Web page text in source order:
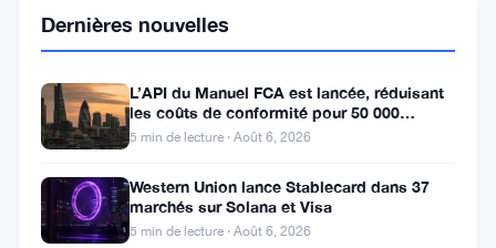
performance
Bitcoin
être
menacée
Dernières nouvelles
L’API du Manuel FCA est lancée, réduisant
les coûts de conformité pour 50 000
entreprises britanniques
5 min de lecture · Août 6, 2026
Western Union lance Stablecard dans 37
marchés sur Solana et Visa
5 min de lecture · Août 6, 2026